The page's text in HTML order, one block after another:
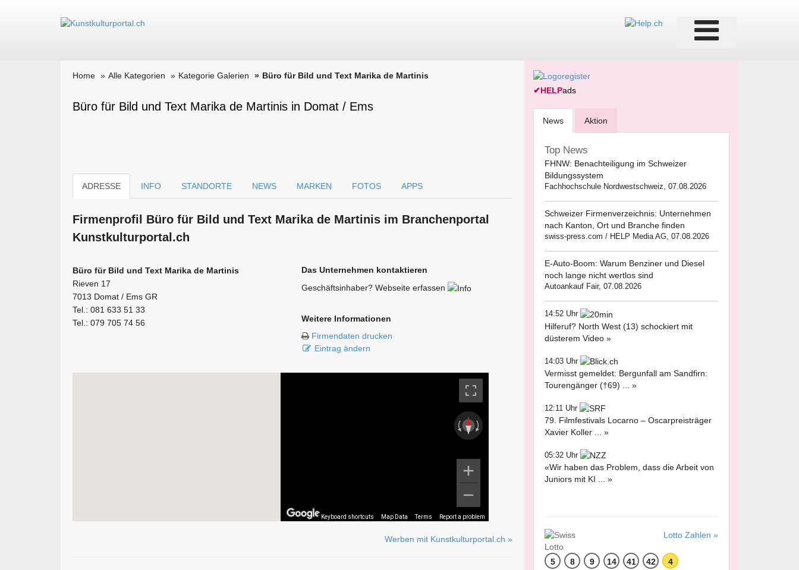
Home Alle Kategorien Kategorie Galerien Büro für Bild und Text Marika de Martinis
Büro für Bild und Text Marika de Martinis in Domat / Ems
ADRESSE INFO STANDORTE NEWS MARKEN FOTOS APPS
Firmen­profil Büro für Bild und Text Marika de Martinis im Branchen­portal
Kunstkulturportal.ch
Büro für Bild und Text Marika de Martinis
Rieven 17
7013 Domat / Ems GR
Tel.: 081 633 51 33
Tel.: 079 705 74 56
Das Unternehmen kontaktieren
Geschäftsinhaber? Webseite erfassen
Weitere Informationen
Firmendaten drucken
Eintrag ändern
Keyboard shortcuts Map Data Terms Report a problem
Werben mit Kunstkulturportal.ch »
✔HELPads
News Aktion
Top News
FHNW: Benachteiligung im Schweizer
Bildungssystem
Fachhochschule Nordwestschweiz, 07.08.2026
Schweizer Firmenverzeichnis: Unternehmen
nach Kanton, Ort und Branche finden
swiss-press.com / HELP Media AG, 07.08.2026
E-Auto-Boom: Warum Benziner und Diesel
noch lange nicht wertlos sind
Autoankauf Fair, 07.08.2026
14:52 Uhr
Hilferuf? North West (13) schockiert mit
düsterem Video »
14:03 Uhr
Vermisst gemeldet: Bergunfall am Sandfirn:
Tourengänger (†69) ... »
12:11 Uhr
79. Filmfestivals Locarno – Oscarpreisträger
Xavier Koller ... »
05:32 Uhr
«Wir haben das Problem, dass die Arbeit von
Juniors mit KI ... »
Lotto Zahlen »
5 8 9 14 41 42 4